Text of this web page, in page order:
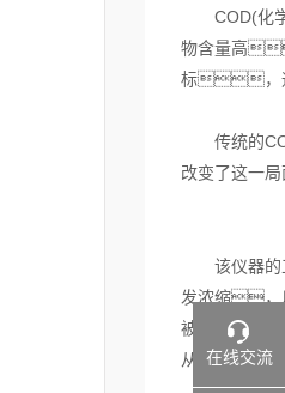
COD(化学
物含量高
标，
传统的
改变了这一
该仪器的
发浓缩，
被氧化成最
从而得出水
在线交流